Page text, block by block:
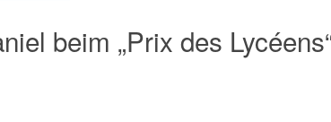
beim „Prix des